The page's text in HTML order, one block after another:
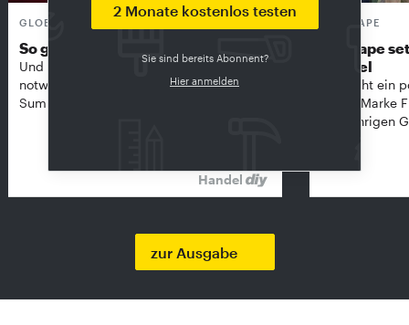
2 Monate kostenlos testen
Sie sind bereits Abonnent?
Hier anmelden
GLOBAL DIY-SUMMIT
So groß wie nie
Und in unsicheren Zeiten vielleicht so
notwendig wie nie: Der Global DIY-
Summit in Amsterdam …
Handel
FROGTAPE
Frogtape
Handel
Kip zieht ein
seiner Marke
diesjährigen
zur Ausgabe